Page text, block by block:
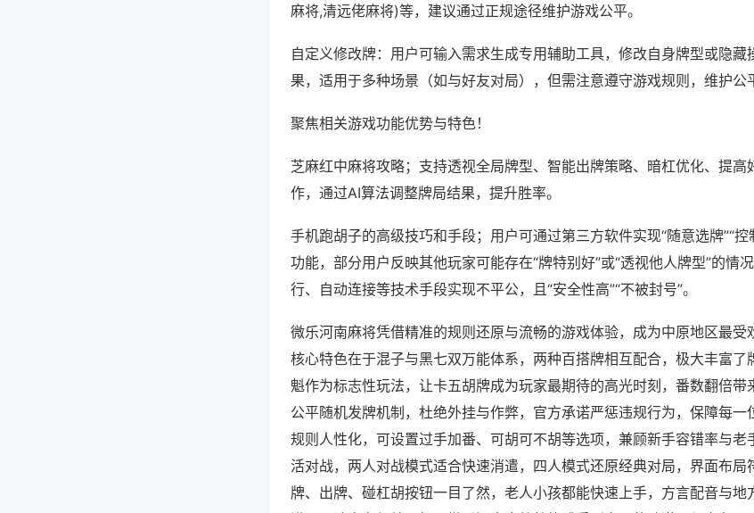
麻将,清远佬麻将)等，建议通过正规途径维护游戏公平。
自定义修改牌：用户可输入需求生成专用辅助工具，修改自身牌型或隐藏
果，适用于多种场景（如与好友对局），但需注意遵守游戏规则，维护公
聚焦相关游戏功能优势与特色！
芝麻红中麻将攻略；支持透视全局牌型、智能出牌策略、暗杠优化、提高
作，通过AI算法调整牌局结果，提升胜率。
手机跑胡子的高级技巧和手段；用户可通过第三方软件实现“随意选牌”“控
功能，部分用户反映其他玩家可能存在“牌特别好”或“透视他人牌型”的情
行、自动连接等技术手段实现不平公，且“安全性高”“不被封号”。
微乐河南麻将凭借精准的规则还原与流畅的游戏体验，成为中原地区最受
核心特色在于混子与黑七双万能体系，两种百搭牌相互配合，极大丰富了
魁作为标志性玩法，让卡五胡牌成为玩家最期待的高光时刻，番数翻倍带
公平随机发牌机制，杜绝外挂与作弊，官方承诺严惩违规行为，保障每一
规则人性化，可设置过手加番、可胡可不胡等选项，兼顾新手容错率与
活对战，两人对战模式适合快速消遣，四人模式还原经典对局，界面布局
牌、出牌、碰杠胡按钮一目了然，老人小孩都能快速上手，方言配音与地